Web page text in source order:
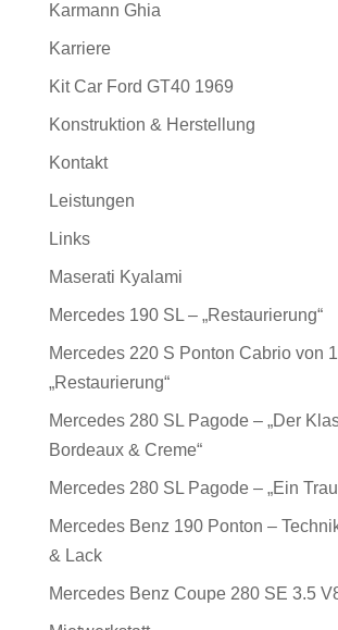
Karmann Ghia
Karriere
Kit Car Ford GT40 1969
Konstruktion & Herstellung
Kontakt
Leistungen
Links
Maserati Kyalami
Mercedes 190 SL – „Restaurierung“
Mercedes 220 S Ponton Cabrio von
„Restaurierung“
Mercedes 280 SL Pagode – „Der
Bordeaux & Creme“
Mercedes 280 SL Pagode – „Ein
Mercedes Benz 190 Ponton –
& Lack
Mercedes Benz Coupe 280 SE 3.5